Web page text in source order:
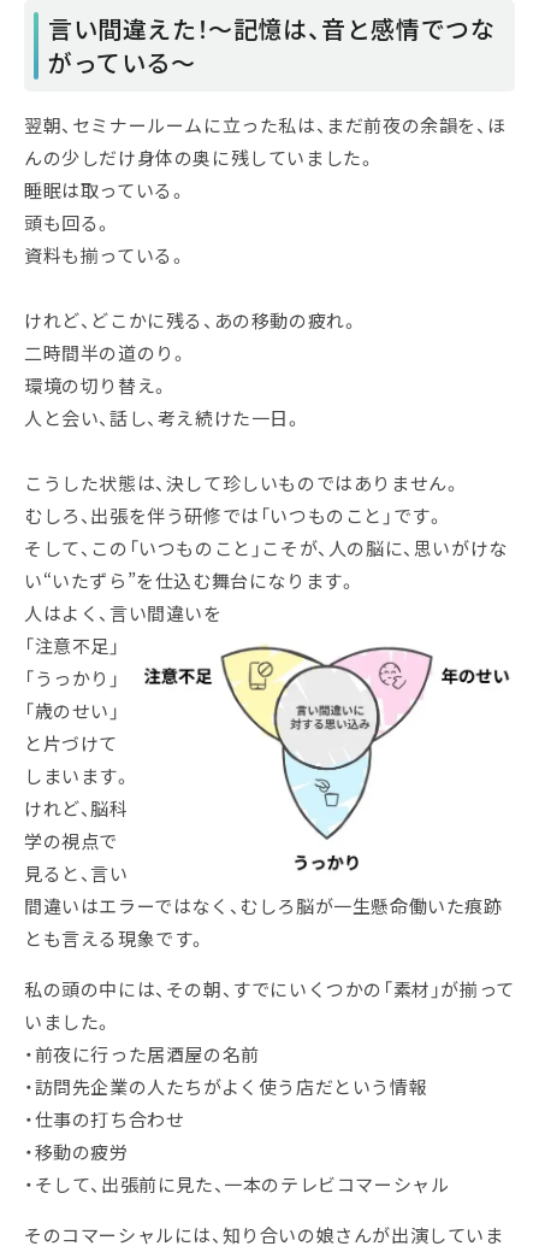
言い間違えた！～記憶は、音と感情でつな
がっている～
翌朝、セミナールームに立った私は、まだ前夜の余韻を、ほ
んの少しだけ身体の奥に残していました。
睡眠は取っている。
頭も回る。
資料も揃っている。
けれど、どこかに残る、あの移動の疲れ。
二時間半の道のり。
環境の切り替え。
人と会い、話し、考え続けた一日。
こうした状態は、決して珍しいものではありません。
むしろ、出張を伴う研修では「いつものこと」です。
そして、この「いつものこと」こそが、人の脳に、思いがけな
い“いたずら”を仕込む舞台になります。
人はよく、言い間違いを
「注意不足」
「うっかり」
「歳のせい」
と片づけて
しまいます。
けれど、脳科
学の視点で
見ると、言い
間違いはエラーではなく、むしろ脳が一生懸命働いた痕跡
とも言える現象です。
私の頭の中には、その朝、すでにいくつかの「素材」が揃って
いました。
・前夜に行った居酒屋の名前
・訪問先企業の人たちがよく使う店だという情報
・仕事の打ち合わせ
・移動の疲労
・そして、出張前に見た、一本のテレビコマーシャル
そのコマーシャルには、知り合いの娘さんが出演していま